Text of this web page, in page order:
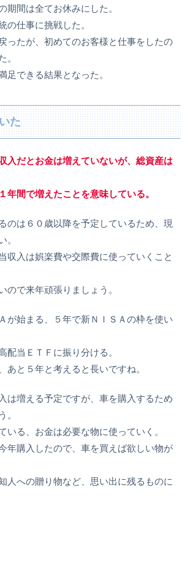
期間は全てお休みにした。
の仕事に挑戦した。
ったが、初めてのお客様と仕事をしたの
。
足できる結果となった。
た
入だとお金は増えていないが、総資産は
年間で増えたことを意味している。
のは６０歳以降を予定しているため、現
。
収入は娯楽費や交際費に使っていくこと
ので来年頑張りましょう。
が始まる、５年で新ＮＩＳＡの枠を使い
配当ＥＴＦに振り分ける。
あと５年と考えると長いですね。
は増える予定ですが、車を購入するため
。
いる、お金は必要な物に使っていく。
年購入したので、車を買えば欲しい物が
人への贈り物など、思い出に残るものに